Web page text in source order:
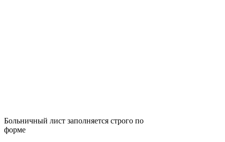
Больничный лист заполняется строго по
форме